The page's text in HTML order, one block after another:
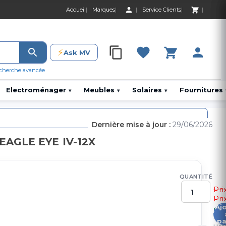
Accueil Marques Service Clients
0 Produit 0,00
avancée
⚡Ask MV 0 Produit 0,00 DH
Electroménager ▾ Meubles ▾ Solaires ▾ Fournitures
EYE IV-12X
QUANTITÉ
Dernière mise à jour : 29/06/2026